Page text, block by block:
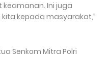
Ini juga
kepada masyarakat,”
Senkom Mitra Polri